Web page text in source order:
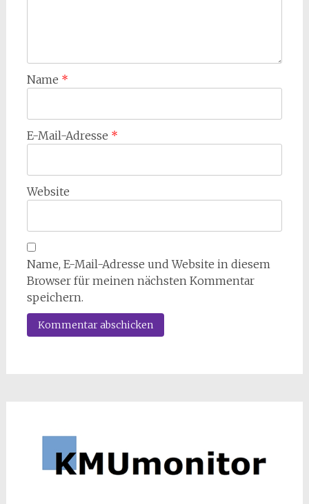
Name *
E-Mail-Adresse *
Website
Name, E-Mail-Adresse und Website in diesem
Browser für meinen nächsten Kommentar
speichern.